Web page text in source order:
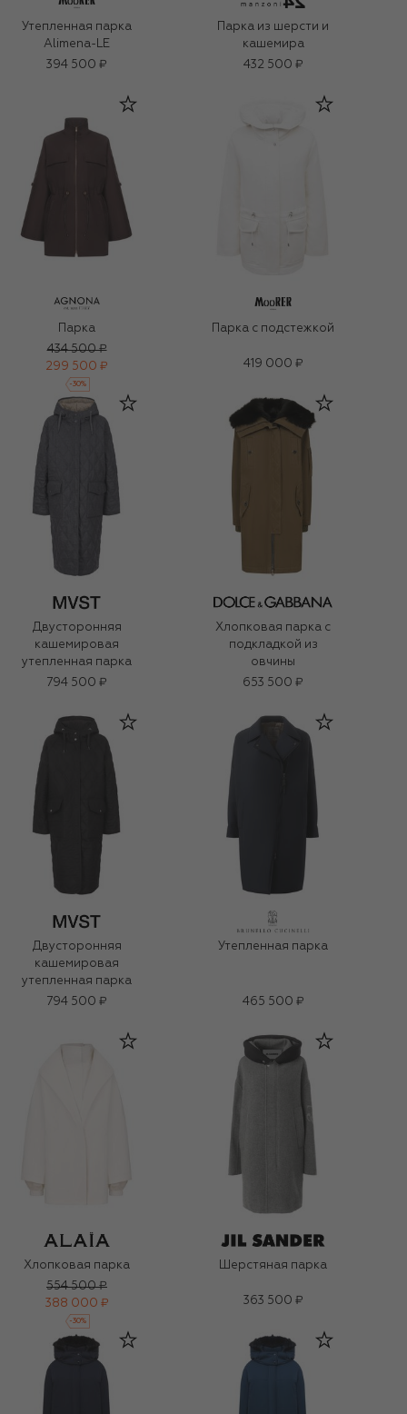
Утепленная парка
Alimena-LE
394 500 ₽
Парка из шерсти и
кашемира
432 500 ₽
Парка
434 500 ₽
299 500 ₽
-30%
Парка с подстежкой
419 000 ₽
Двусторонняя
кашемировая
утепленная парка
794 500 ₽
Хлопковая парка с
подкладкой из
овчины
653 500 ₽
Двусторонняя
кашемировая
утепленная парка
794 500 ₽
Утепленная парка
465 500 ₽
Хлопковая парка
554 500 ₽
388 000 ₽
-30%
Шерстяная парка
363 500 ₽